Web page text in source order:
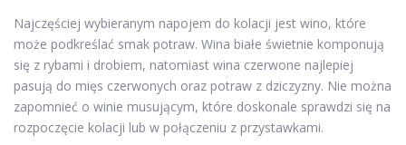
Najczęściej wybieranym napojem do kolacji jest wino, które
może podkreślać smak potraw. Wina białe świetnie komponują
się z rybami i drobiem, natomiast wina czerwone najlepiej
pasują do mięs czerwonych oraz potraw z dziczyzny. Nie można
zapomnieć o winie musującym, które doskonale sprawdzi się na
rozpoczęcie kolacji lub w połączeniu z przystawkami.